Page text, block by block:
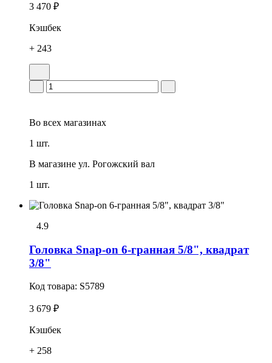
3 470 ₽
Кэшбек
+ 243
Во всех магазинах
1 шт.
В магазине ул. Рогожский вал
1 шт.
4.9
Головка Snap-on 6-гранная 5/8", квадрат
3/8"
Код товара: S5789
3 679 ₽
Кэшбек
+ 258